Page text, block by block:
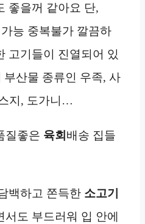
좋을꺼 같아요 단,
능 중복불가 깔끔하
고기들이 진열되어 있
부산물 종류인 우족, 사
지, 도가니…
질좋은 육회 배송 집들
백하고 쫀득한 소고기
서도 부드러워 입 안에